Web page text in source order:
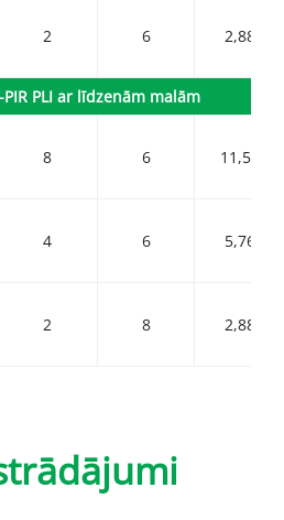
2 6 2,88
PIR PLI ar līdzenām malām
8 6 11,52
4 6 5,76
2 8 2,88